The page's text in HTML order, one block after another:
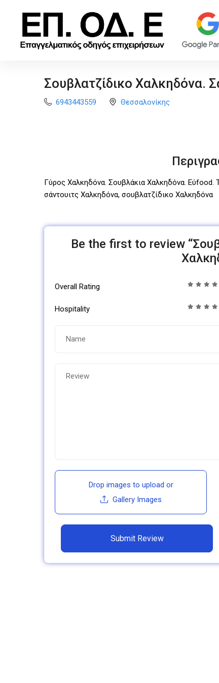
Σουβλατζίδικο Χαλκηδόνα.
6943443559 Θεσσαλονίκης
Γύρος Χαλκηδόνα. Σουβλάκια Χαλκηδόνα. Εύfood.
σάντουιτς Χαλκηδόνα, σουβλατζίδικο Χαλκηδόνα
Be the first to review
Overall Rating
Hospitality
Drop images to upload or
Gallery Images